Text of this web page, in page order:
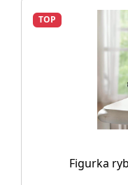
TOP
Figurka